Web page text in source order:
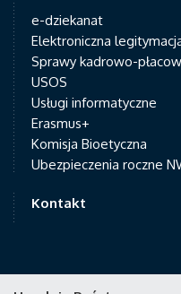
e-dziekanat
Elektroniczna
Sprawy kadrowo-
USOS
Usługi informatyczne
Erasmus+
Komisja Bioetyczna
Ubezpieczenia roczne
Kontakt